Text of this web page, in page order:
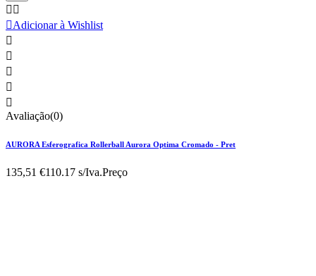
 
Adicionar à Wishlist





Avaliação(0)
AURORA Esferografica Rollerball Aurora Optima Cromado - Pret
135,51 €110.17 s/Iva.Preço